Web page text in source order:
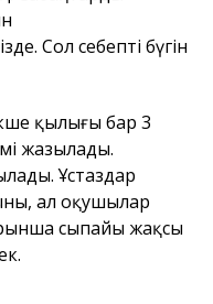
Сол себепті бүгін
қылығы бар 3
жазылады.
Ұстаздар
ал оқушылар
сыпайы жақсы